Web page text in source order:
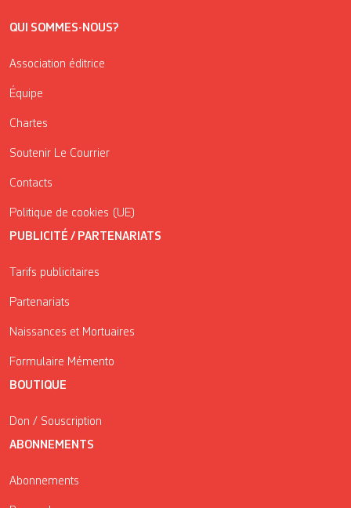
QUI SOMMES-NOUS?
Association éditrice
Équipe
Chartes
Soutenir Le Courrier
Contacts
Politique de cookies (UE)
PUBLICITÉ / PARTENARIATS
Tarifs publicitaires
Partenariats
Naissances et Mortuaires
Formulaire Mémento
BOUTIQUE
Don / Souscription
ABONNEMENTS
Abonnements